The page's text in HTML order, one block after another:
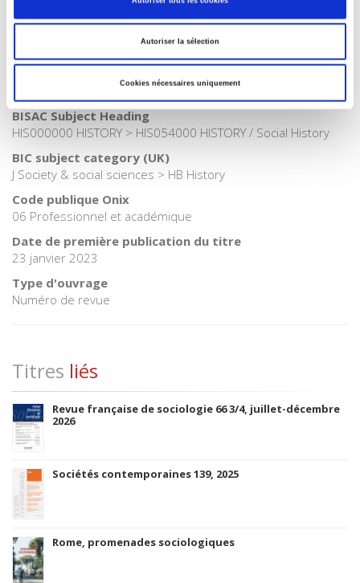
Autoriser la sélection
Cookies nécessaires uniquement
Histoire
>Sociologie
BISAC Subject Heading
HIS000000 HISTORY > HIS054000 HISTORY / Social History
BIC subject category (UK)
J Society & social sciences > HB History
Code publique Onix
06 Professionnel et académique
Date de première publication du titre
23 janvier 2023
Type d'ouvrage
Numéro de revue
Titres liés
Revue française de sociologie 66 3/4, juillet-décembre
2026
Sociétés contemporaines 139, 2025
Rome, promenades sociologiques